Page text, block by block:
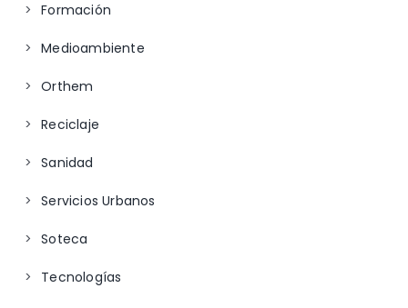
Formación
Medioambiente
Orthem
Reciclaje
Sanidad
Servicios Urbanos
Soteca
Tecnologías